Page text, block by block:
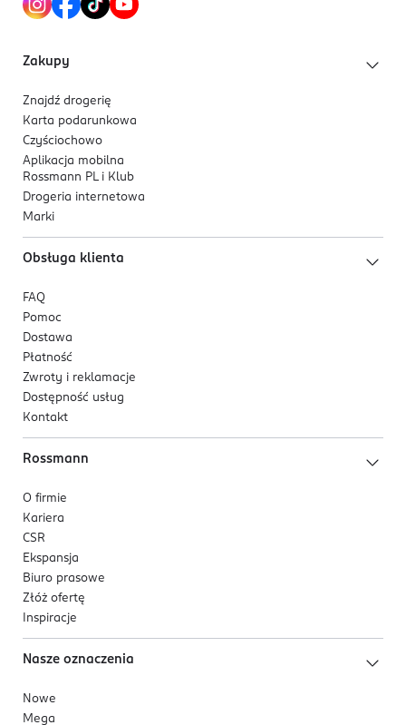
Ręczniki kosmetyczne Avellia zostały w 100%
Te jednorazowe ręczniki są dostępne w wygodnej,
innowacyjnej formie w rolce z perforacją, co
umożliwia ich odpowiednie dozowanie, w
zależności od potrzeb.
Są miękkie, delikatne, chłonne, wytrzymałe i
pozbawione zapachu.
Doskonale sprawdzą się również do cery
W opakowaniu znajduje się 65 sztuk produktu.
Zakupy
Znajdź drogerię
Karta podarunkowa
Czyściochowo
Aplikacja mobilna
Rossmann PL i Klub
Drogeria internetowa
Marki
Obsługa klienta
FAQ
Pomoc
Dostawa
Płatność
Zwroty i reklamacje
Dostępność usług
Kontakt
Rossmann
O firmie
Kariera
CSR
Ekspansja
Biuro prasowe
Złóż ofertę
Inspiracje
Nasze oznaczenia
Nowe
Mega